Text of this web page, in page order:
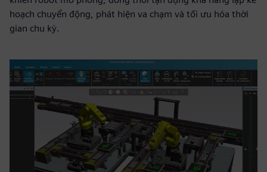
hoạch chuyển động, phát hiện va chạm và tối ưu hóa thời
gian chu kỳ.